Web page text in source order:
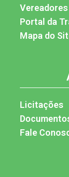
Vereadores
Portal da
Mapa do
Licitações
Fale